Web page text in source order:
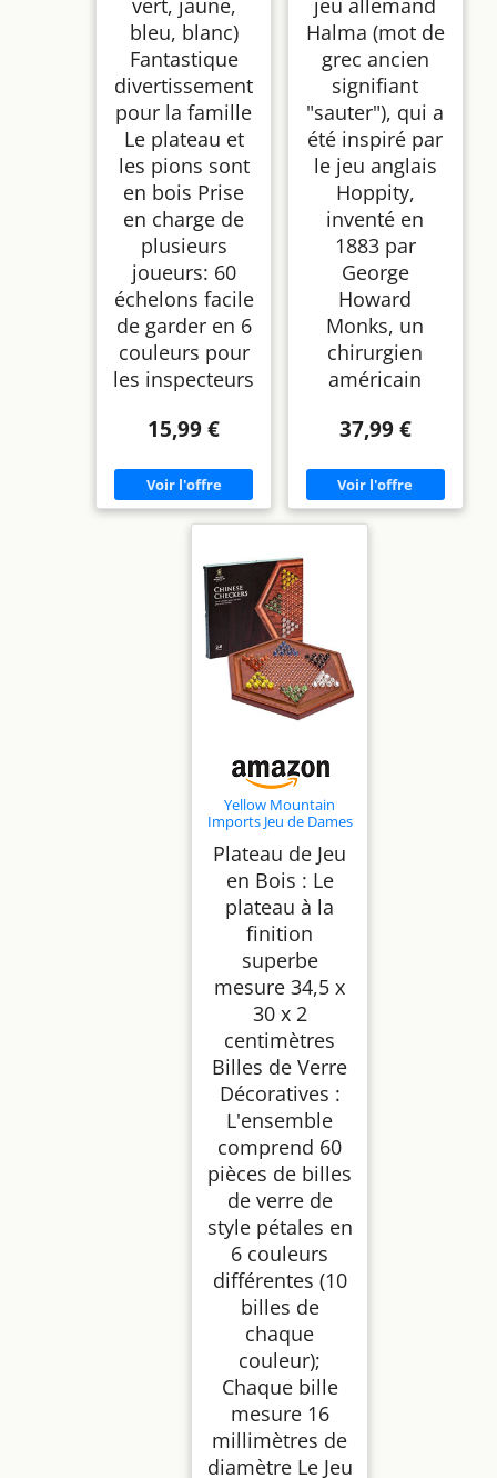
vert, jaune,
bleu, blanc)
Fantastique
divertissement
pour la famille
Le plateau et
les pions sont
en bois Prise
en charge de
plusieurs
joueurs: 60
échelons facile
de garder en 6
couleurs pour
les inspecteurs
15,99 €
jeu allemand
Halma (mot de
grec ancien
signifiant
"sauter"), qui a
été inspiré par
le jeu anglais
Hoppity,
inventé en
1883 par
George
Howard
Monks, un
chirurgien
américain
37,99 €
Yellow Mountain
Imports Jeu de Dames
Bois - 34,5
centimètres - avec
Billes de Verre
Colorées (16
millimmètres)
Plateau de Jeu
en Bois : Le
plateau à la
finition
superbe
mesure 34,5 x
30 x 2
centimètres
Billes de Verre
Décoratives :
L'ensemble
comprend 60
pièces de billes
de verre de
style pétales en
6 couleurs
différentes (10
billes de
chaque
couleur);
Chaque bille
mesure 16
millimètres de
diamètre Le Jeu